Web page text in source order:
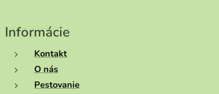
Informácie
Kontakt
O nás
Pestovanie